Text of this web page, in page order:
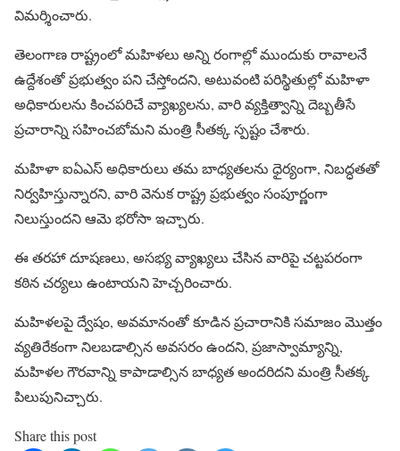
విమర్శించారు.
తెలంగాణ రాష్ట్రంలో మహిళలు అన్ని రంగాల్లో ముందుకు రావాలనే
ఉద్దేశంతో ప్రభుత్వం పని చేస్తోందని, అటువంటి పరిస్థితుల్లో మహిళా
అధికారులను కించపరిచే వ్యాఖ్యలను, వారి వ్యక్తిత్వాన్ని దెబ్బతీసే
ప్రచారాన్ని సహించబోమని మంత్రి సీతక్క స్పష్టం చేశారు.
మహిళా ఐఏఎస్ అధికారులు తమ బాధ్యతలను ధైర్యంగా, నిబద్ధతతో
నిర్వహిస్తున్నారని, వారి వెనుక రాష్ట్ర ప్రభుత్వం సంపూర్ణంగా
నిలుస్తుందని ఆమె భరోసా ఇచ్చారు.
ఈ తరహా దూషణలు, అసభ్య వ్యాఖ్యలు చేసిన వారిపై చట్టపరంగా
కఠిన చర్యలు ఉంటాయని హెచ్చరించారు.
మహిళలపై ద్వేషం, అవమానంతో కూడిన ప్రచారానికి సమాజం మొత్తం
వ్యతిరేకంగా నిలబడాల్సిన అవసరం ఉందని, ప్రజాస్వామ్యాన్ని,
మహిళల గౌరవాన్ని కాపాడాల్సిన బాధ్యత అందరిదని మంత్రి సీతక్క
పిలుపునిచ్చారు.
Share this post